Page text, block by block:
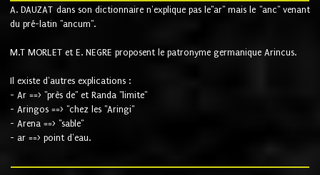
A. DAUZAT dans son dictionnaire n'explique pas le"ar" mais le "anc" venant
du pré-latin "ancum".
M.T MORLET et E. NEGRE proposent le patronyme germanique Arincus.
Il existe d'autres explications :
- Ar ==> "près de" et Randa "limite"
- Aringos ==> "chez les "Aringi"
- Arena ==> "sable"
- ar ==> point d'eau.